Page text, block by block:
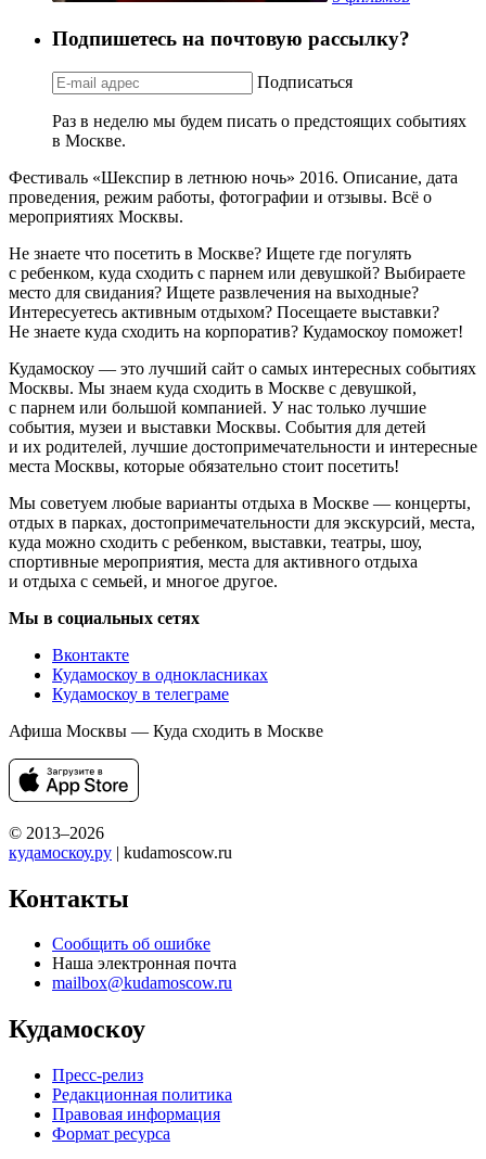
Подпишетесь на почтовую рассылку?
Подписаться
Раз в неделю мы будем писать о предстоящих событиях
в Москве.
Фестиваль «Шекспир в летнюю ночь» 2016. Описание, дата
проведения, режим работы, фотографии и отзывы. Всё о
мероприятиях Москвы.
Не знаете что посетить в Москве? Ищете где погулять
с ребенком, куда сходить с парнем или девушкой? Выбираете
место для свидания? Ищете развлечения на выходные?
Интересуетесь активным отдыхом? Посещаете выставки?
Не знаете куда сходить на корпоратив? Кудамоскоу поможет!
Кудамоскоу — это лучший сайт о самых интересных событиях
Москвы. Мы знаем куда сходить в Москве с девушкой,
с парнем или большой компанией. У нас только лучшие
события, музеи и выставки Москвы. События для детей
и их родителей, лучшие достопримечательности и интересные
места Москвы, которые обязательно стоит посетить!
Мы советуем любые варианты отдыха в Москве — концерты,
отдых в парках, достопримечательности для экскурсий, места,
куда можно сходить с ребенком, выставки, театры, шоу,
спортивные мероприятия, места для активного отдыха
и отдыха с семьей, и многое другое.
Мы в социальных сетях
Вконтакте
Кудамоскоу в однокласниках
Кудамоскоу в телеграме
Афиша Москвы — Куда сходить в Москве
© 2013–2026
кудамоскоу.ру | kudamoscow.ru
Контакты
Сообщить об ошибке
Наша электронная почта
mailbox@kudamoscow.ru
Кудамоскоу
Пресс-релиз
Редакционная политика
Правовая информация
Формат ресурса